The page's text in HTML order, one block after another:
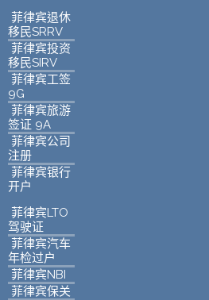
菲律宾退休
移民SRRV
菲律宾投资
移民SIRV
菲律宾工签
9G
菲律宾旅游
签证 9A
菲律宾公司
注册
菲律宾银行
开户
菲律宾LTO
驾驶证
菲律宾汽车
年检过户
菲律宾NBI
菲律宾保关